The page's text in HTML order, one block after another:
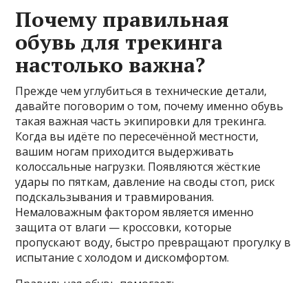
Почему правильная
обувь для трекинга
настолько важна?
Прежде чем углубиться в технические детали,
давайте поговорим о том, почему именно обувь
такая важная часть экипировки для трекинга.
Когда вы идёте по пересечённой местности,
вашим ногам приходится выдерживать
колоссальные нагрузки. Появляются жёсткие
удары по пяткам, давление на своды стоп, риск
подскальзывания и травмирования.
Немаловажным фактором является именно
защита от влаги — кроссовки, которые
пропускают воду, быстро превращают прогулку в
испытание с холодом и дискомфортом.